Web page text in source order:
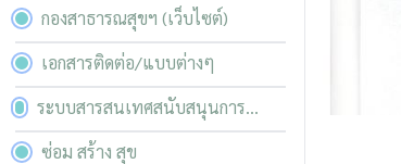
กองสาธารณสุขฯ (เว็บไซต์)
เอกสารติดต่อ/แบบต่างๆ
ระบบสารสนเทศสนับสนุนการ
บริหารจัดการของ อปท.
ซ่อม สร้าง สุข